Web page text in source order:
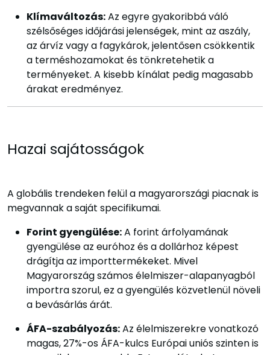
Klímaváltozás:Az egyre gyakoribbá váló
szélsőséges időjárási jelenségek, mint az aszály,
az árvíz vagy a fagykárok, jelentősen csökkentik
a terméshozamokat és tönkretehetik a
terményeket. A kisebb kínálat pedig magasabb
árakat eredményez.
Hazai sajátosságok
A globális trendeken felül a magyarországi piacnak is
megvannak a saját specifikumai.
Forint gyengülése:A forint árfolyamának
gyengülése az euróhoz és a dollárhoz képest
drágítja az importtermékeket. Mivel
Magyarország számos élelmiszer-alapanyagból
importra szorul, ez a gyengülés közvetlenül növeli
a bevásárlás árát.
ÁFA-szabályozás:Az élelmiszerekre vonatkozó
magas, 27%-os ÁFA-kulcs Európai uniós szinten is